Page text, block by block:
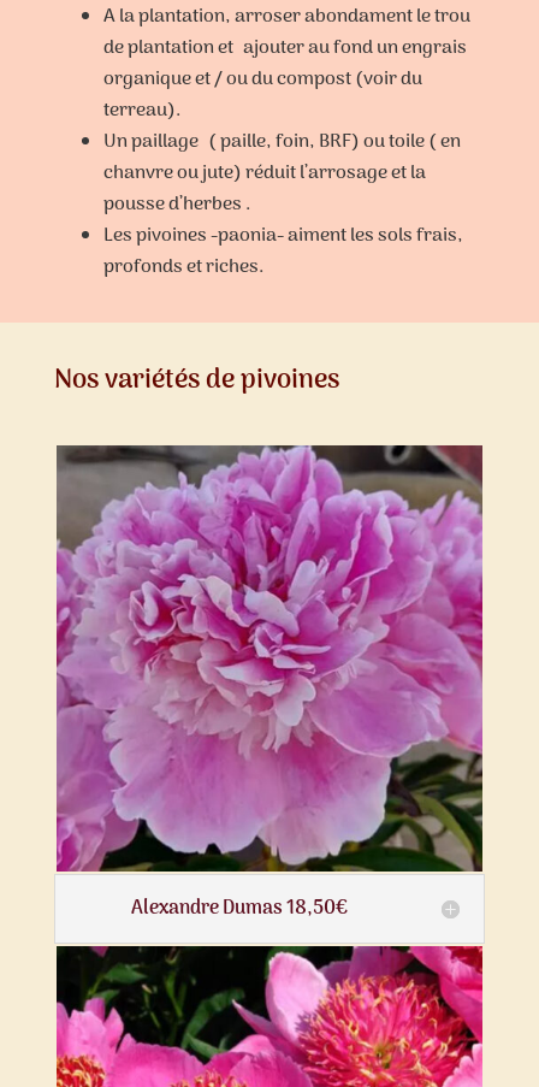
A la plantation, arroser abondament le trou
de plantation et ajouter au fond un engrais
organique et / ou du compost (voir du
terreau).
Un paillage ( paille, foin, BRF) ou toile ( en
chanvre ou jute) réduit l’arrosage et la
pousse d’herbes .
Les pivoines -paonia- aiment les sols frais,
profonds et riches.
Nos variétés de pivoines
Alexandre Dumas 18,50€